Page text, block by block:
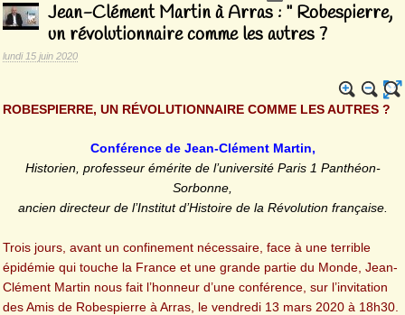
Jean-Clément Martin à Arras : " Robespierre,
un révolutionnaire comme les autres ?
lundi 15 juin 2020
ROBESPIERRE, UN RÉVOLUTIONNAIRE COMME LES AUTRES ?
Conférence de Jean-Clément Martin,
Historien, professeur émérite de l’université Paris 1 Panthéon-
Sorbonne,
ancien directeur de l’Institut d’Histoire de la Révolution française.
Trois jours, avant un confinement nécessaire, face à une terrible
épidémie qui touche la France et une grande partie du Monde, Jean-
Clément Martin nous fait l’honneur d’une conférence, sur l’invitation
des Amis de Robespierre à Arras, le vendredi 13 mars 2020 à 18h30.